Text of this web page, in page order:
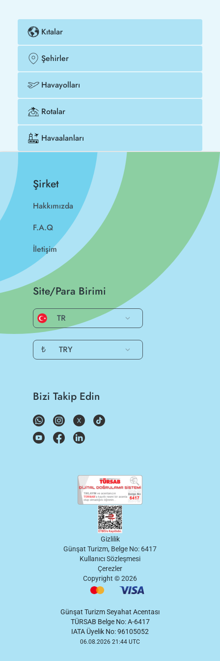
Kıtalar
Şehirler
Havayolları
Rotalar
Havaalanları
Şirket
Hakkımızda
F.A.Q
İletişim
Site/Para Birimi
TR
₺ TRY
Bizi Takip Edin
Gizlilik
Günşat Turizm, Belge No: 6417
Kullanıcı Sözleşmesi
Çerezler
Copyright ©2026
Günşat Turizm Seyahat Acentası
TÜRSAB Belge No: A-6417
IATA Üyelik No: 96105052
06.08.2026 21:44 UTC